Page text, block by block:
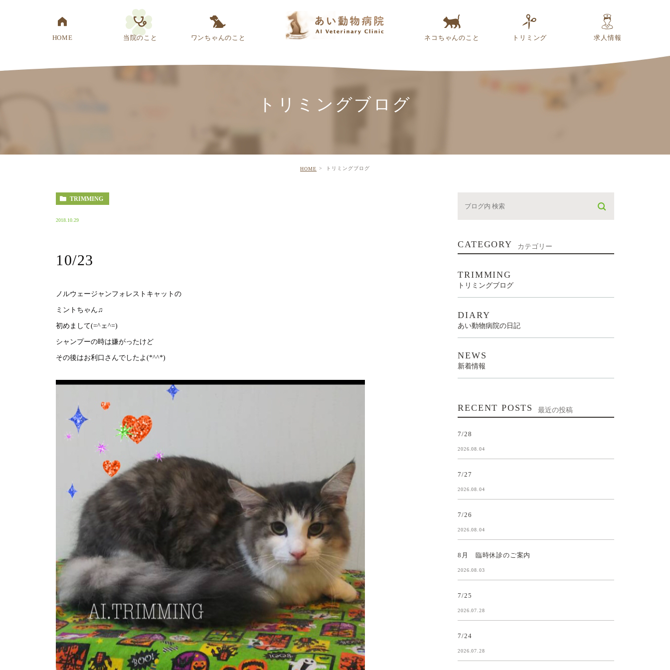
HOME 当院のこと ワンちゃんのこと ネコちゃんのこと トリミング 求人情報
トリミングブログ
HOME トリミングブログ
TRIMMING
2018.10.29
10/23
ノルウェージャンフォレストキャットの
ミントちゃん♫
初めまして(=^ェ^=)
シャンプーの時は嫌がったけど
その後はお利口さんでしたよ(*^^*)
CATEGORY カテゴリー
TRIMMING
トリミングブログ
DIARY
あい動物病院の日記
NEWS
新着情報
RECENT POSTS 最近の投稿
7/28
2026.08.04
7/27
2026.08.04
7/26
2026.08.04
8月 臨時休診のご案内
2026.08.03
7/25
2026.07.28
7/24
2026.07.28